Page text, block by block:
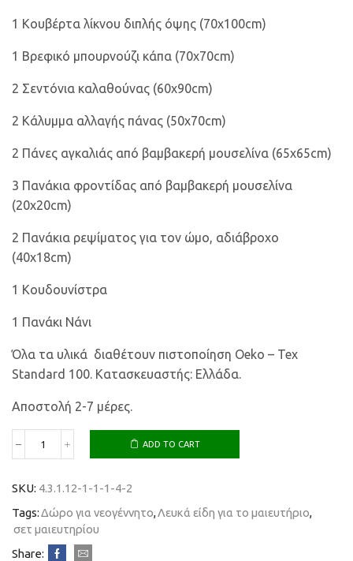
1 Κουβέρτα λίκνου διπλής όψης (70x100cm)
1 Βρεφικό μπουρνούζι κάπα (70x70cm)
2 Σεντόνια καλαθούνας (60x90cm)
2 Κάλυμμα αλλαγής πάνας (50x70cm)
2 Πάνες αγκαλιάς από βαμβακερή μουσελίνα (65x65cm)
3 Πανάκια φροντίδας από βαμβακερή μουσελίνα
(20x20cm)
2 Πανάκια ρεψίματος για τον ώμο, αδιάβροχο
(40x18cm)
1 Κουδουνίστρα
1 Πανάκι Νάνι
Όλα τα υλικά διαθέτουν πιστοποίηση Oeko – Tex
Standard 100. Κατασκευαστής: Ελλάδα.
Αποστολή 2-7 μέρες.
ADD TO CART
SKU: 4.3.1.12-1-1-1-4-2
Tags:Δώρο για νεογέννητο,Λευκά είδη για το μαιευτήριο,
σετ μαιευτηρίου
Share: